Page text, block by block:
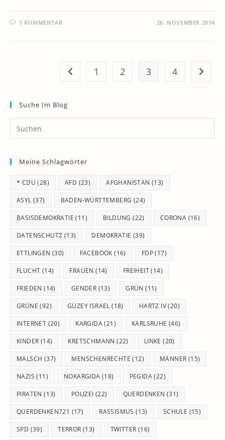
1 KOMMENTAR 26. NOVEMBER 2014
Zur vorherigen Seite
1 2 3 4 Zur
Suche Im Blog
Meine Schlagwörter
* CDU (28) AFD (23) AFGHANISTAN (13)
ASYL (37) BADEN-WÜRTTEMBERG (24)
BASISDEMOKRATIE (11) BILDUNG (22) CORONA (16)
DATENSCHUTZ (13) DEMOKRATIE (39)
ETTLINGEN (30) FACEBOOK (16) FDP(17)
FLUCHT (14) FRAUEN (14) FREIHEIT(14)
FRIEDEN (14) GENDER (13) GRÜN (11)
GRÜNE (92) GÜZEY ISRAEL (18) HARTZ IV(20)
INTERNET (20) KARGIDA(21) KARLSRUHE (46)
KINDER (14) KRETSCHMANN (22) LINKE (20)
MALSCH (37) MENSCHENRECHTE (12) MÄNNER (15)
NAZIS (11) NOKARGIDA (18) PEGIDA(22)
PIRATEN (13) POLIZEI (22) QUERDENKEN (31)
QUERDENKEN721 (17) RASSISMUS (13) SCHULE (15)
SPD (39) TERROR (13) TWITTER (16)